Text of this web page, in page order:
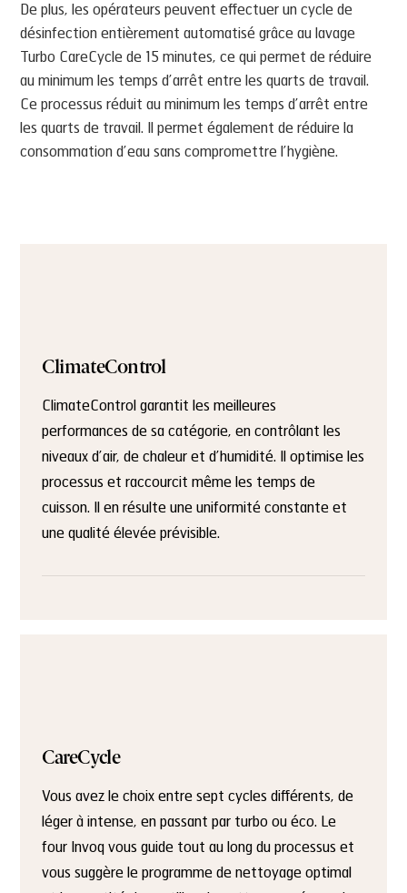
De plus, les opérateurs peuvent effectuer un cycle de
désinfection entièrement automatisé grâce au lavage
Turbo CareCycle de 15 minutes, ce qui permet de réduire
au minimum les temps d’arrêt entre les quarts de travail.
Ce processus réduit au minimum les temps d’arrêt entre
les quarts de travail. Il permet également de réduire la
consommation d’eau sans compromettre l’hygiène.
ClimateControl
ClimateControl garantit les meilleures
performances de sa catégorie, en contrôlant les
niveaux d’air, de chaleur et d’humidité. Il optimise les
processus et raccourcit même les temps de
cuisson. Il en résulte une uniformité constante et
une qualité élevée prévisible.
CareCycle
Vous avez le choix entre sept cycles différents, de
léger à intense, en passant par turbo ou éco. Le
four Invoq vous guide tout au long du processus et
vous suggère le programme de nettoyage optimal